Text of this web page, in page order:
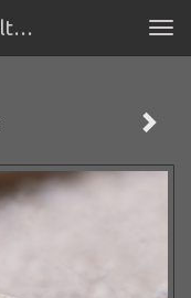
Fotografie Wim Verhagen - Scheltopusik